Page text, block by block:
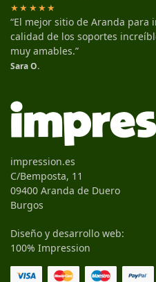
★★★★★
“El mejor sitio de Aranda
calidad de los soportes
muy amables.”
Sara O.
impression.es
C/Bemposta, 11
09400 Aranda de Duero
Burgos
Diseño y desarrollo web:
100% Impression